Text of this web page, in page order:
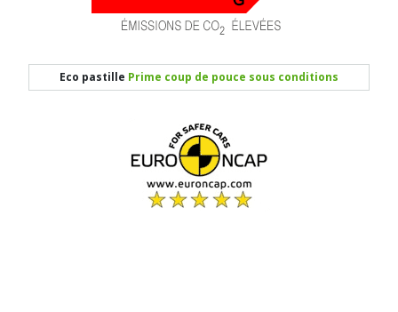
Eco pastille Prime coup de pouce sous conditions